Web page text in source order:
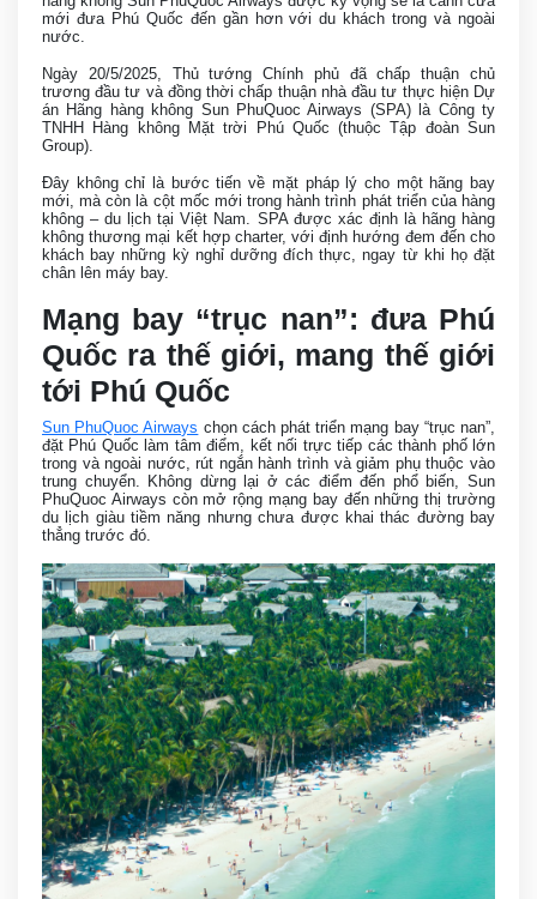
mới đưa Phú Quốc đến gần hơn với du khách trong và ngoài
nước.
Ngày 20/5/2025, Thủ tướng Chính phủ đã chấp thuận chủ
trương đầu tư và đồng thời chấp thuận nhà đầu tư thực hiện Dự
án Hãng hàng không Sun PhuQuoc Airways (SPA) là Công ty
TNHH Hàng không Mặt trời Phú Quốc (thuộc Tập đoàn Sun
Group).
Đây không chỉ là bước tiến về mặt pháp lý cho một hãng bay
mới, mà còn là cột mốc mới trong hành trình phát triển của hàng
không – du lịch tại Việt Nam. SPA được xác định là hãng hàng
không thương mại kết hợp charter, với định hướng đem đến cho
khách bay những kỳ nghỉ dưỡng đích thực, ngay từ khi họ đặt
chân lên máy bay.
Mạng bay “trục nan”: đưa Phú
Quốc ra thế giới, mang thế giới
tới Phú Quốc
Sun PhuQuoc Airways chọn cách phát triển mạng bay “trục nan”,
đặt Phú Quốc làm tâm điểm, kết nối trực tiếp các thành phố lớn
trong và ngoài nước, rút ngắn hành trình và giảm phụ thuộc vào
trung chuyển. Không dừng lại ở các điểm đến phổ biến, Sun
PhuQuoc Airways còn mở rộng mạng bay đến những thị trường
du lịch giàu tiềm năng nhưng chưa được khai thác đường bay
thẳng trước đó.